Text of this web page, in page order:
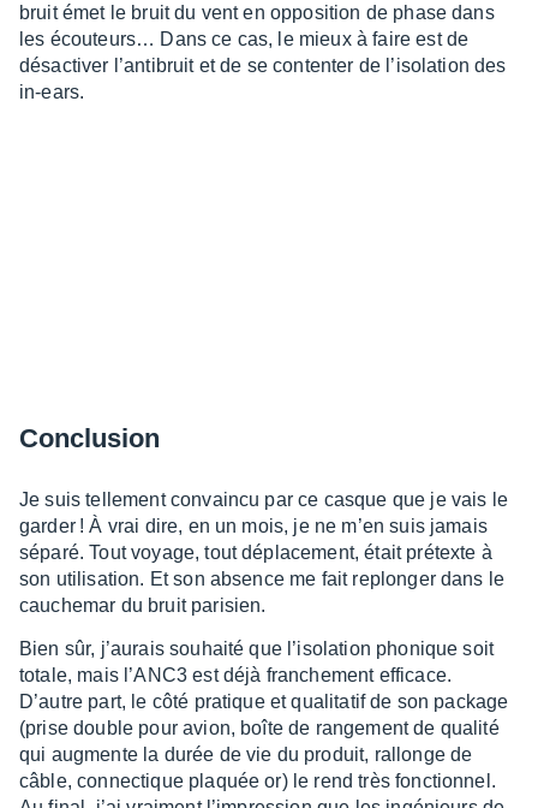
bruit émet le bruit du vent en oppo­si­tion de phase dans
les écou­teurs… Dans ce cas, le mieux à faire est de
désac­ti­ver l’an­ti­bruit et de se conten­ter de l’iso­la­tion des
in-ears.
Conclu­sion
Je suis telle­ment convaincu par ce casque que je vais le
garder ! À vrai dire, en un mois, je ne m’en suis jamais
séparé. Tout voyage, tout dépla­ce­ment, était prétexte à
son utili­sa­tion. Et son absence me fait replon­ger dans le
cauche­mar du bruit pari­sien.
Bien sûr, j’au­rais souhaité que l’iso­la­tion phonique soit
totale, mais l’ANC3 est déjà fran­che­ment effi­cace.
D’autre part, le côté pratique et quali­ta­tif de son package
(prise double pour avion, boîte de range­ment de qualité
qui augmente la durée de vie du produit, rallonge de
câble, connec­tique plaquée or) le rend très fonc­tion­nel.